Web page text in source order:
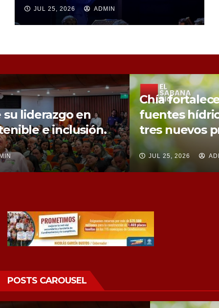
JUL 25, 2026 ADMIN
Chía fortalece la protección de sus
fuentes hídricas con la compra de
tres nuevos predios
JUL 25, 2026 ADMIN
POSTS CAROUSEL